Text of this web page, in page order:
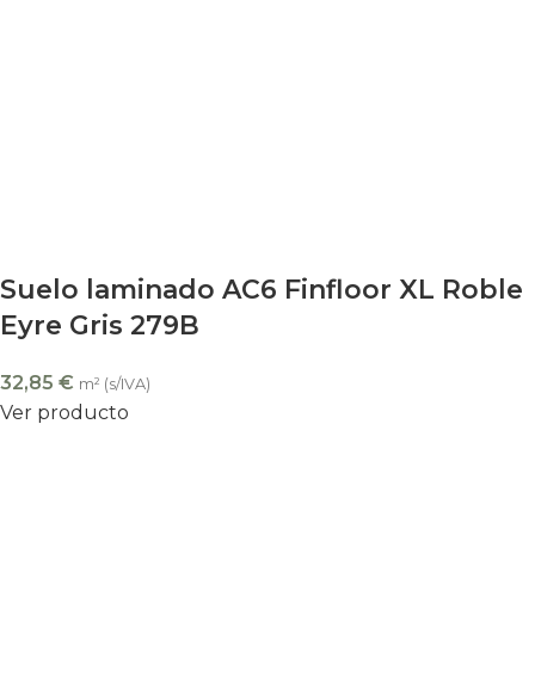
Suelo laminado AC6 Finfloor XL Roble
Eyre Gris 279B
32,85 € m² (s/IVA)
Ver producto